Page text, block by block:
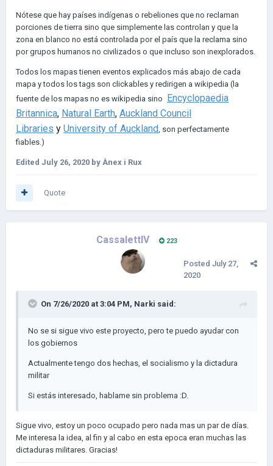
Nótese que hay países indígenas o rebeliones que no reclaman
porciones de tierra sino que simplemente las controlan y que la
zona en blanco no está controlada por el país que la reclama sino
por grupos humanos no civilizados o que incluso son inexplorados.
Todos los mapas tienen eventos explicados más abajo de cada
mapa y todos los tags son clickables y redirigen a wikipedia (la
fuente de los mapas no es wikipedia sino Encyclopaedia
Britannica, Natural Earth, Auckland Council
Libraries y University of Auckland, son perfectamente
fiables.)
Edited July 26, 2020 by Ànex i Rux
Quote
CassalettIV 223
Posted July 27,
2020
On 7/26/2020 at 3:04 PM, Narki said:
No se si sigue vivo este proyecto, pero te puedo ayudar con
los gobiernos
Actualmente tengo dos hechas, el socialismo y la dictadura
militar
Si estás interesado, hablame sin problema :D.
Sigue vivo, estoy un poco ocupado pero nada mas un par de días.
Me interesa la idea, al fin y al cabo en esta epoca eran muchas las
dictaduras militares. Gracias!